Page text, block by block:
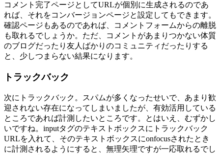
コメント完了ページとしてURLが個別に生成されるのであ
れば、それをコンバージョンページと設定してもできます。
確認ページもあるのであれば、コメントフォームからの離脱
も取れるでしょうか。ただ、コメントがあまりつかない体質
のブログだったり友人ばかりのコミュニティだったりする
と、少しつまらない結果になります。
トラックバック
次にトラックバック。スパムが多くなったせいで、あまり歓
迎されない存在になってしまいましたが、有効活用している
ところであれば計測したいところです。とはいえ、むずかし
いですね。inputタグのテキストボックスにトラックバック
URLを入れて、そのテキストボックスにonfocusされたとき
に計測されるようにすると、無理矢理ですが一応取れるでし